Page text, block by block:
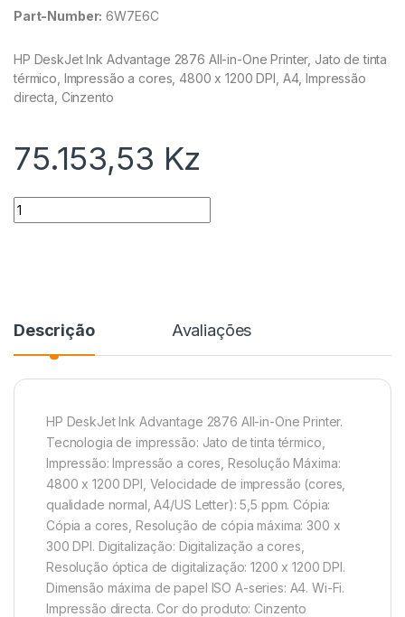
Part-Number: 6W7E6C
HP DeskJet Ink Advantage 2876 All-in-One Printer, Jato de tinta
térmico, Impressão a cores, 4800 x 1200 DPI, A4, Impressão
directa, Cinzento
75.153,53 Kz
Quantidade
Descrição Avaliações
HP DeskJet Ink Advantage 2876 All-in-One Printer.
Tecnologia de impressão: Jato de tinta térmico,
Impressão: Impressão a cores, Resolução Máxima:
4800 x 1200 DPI, Velocidade de impressão (cores,
qualidade normal, A4/US Letter): 5,5 ppm. Cópia:
Cópia a cores, Resolução de cópia máxima: 300 x
300 DPI. Digitalização: Digitalização a cores,
Resolução óptica de digitalização: 1200 x 1200 DPI.
Dimensão máxima de papel ISO A-series: A4. Wi-Fi.
Impressão directa. Cor do produto: Cinzento